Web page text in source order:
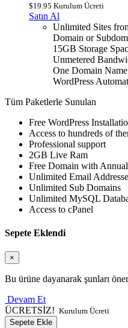
$19.95 Kurulum Ücreti
Satın Al
Unlimited Sites
Domain or
15GB Storage
Unmetered
One Domain Name
WordPress
Tüm Paketlerle Sunulan
Free WordPress
Access to hundreds of
Professional support
2GB Live Ram
Free Domain with
Unlimited Email
Unlimited Sub Domains
Unlimited MySQL
Access to cPanel
Sepete Eklendi
×
Bu ürüne dayanarak şunları
Devam Et
ÜCRETSİZ! Kurulum Ücreti
Sepete Ekle